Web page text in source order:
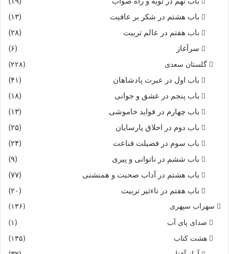
باب هشتم در شکر بر عافیت
(۱۳)
باب هفتم در عالم تربیت
(۲۸)
سرآغاز
(۶)
گلستان سعدی (۲۲۸)
باب اول در عبرت پادشاهان
(۴۱)
باب پنجم در عشق و جوانى
(۱۸)
باب چهارم در فواید خاموشى
(۱۳)
باب دوم در اخلاق پارسایان
(۲۵)
باب سوم در فضیلت قناعت
(۲۴)
باب ششم در ناتوانى و پیرى
(۹)
باب هشتم در آداب صحبت و همنشنى
(۷۷)
باب هفتم در تاءثیر تربیت
(۲۰)
سهراب سپهری (۱۳۶)
صدای پای آب
(۱)
هشت کتاب
(۱۳۵)